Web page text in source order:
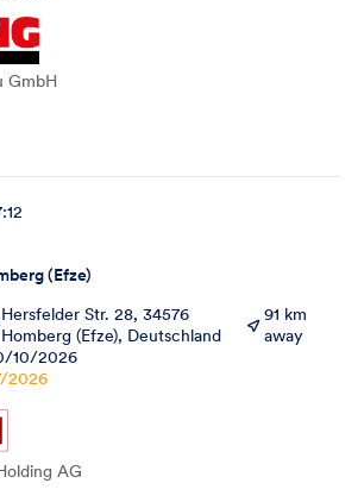
GmbH
(Efze)
Hersfelder Str. 28, 34576
Homberg (Efze), Deutschland
91 km
away
10/2026
2026
AG